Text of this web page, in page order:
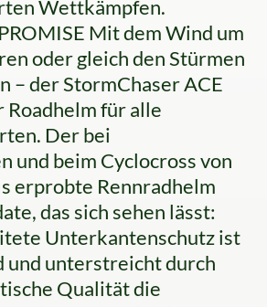
Wettkämpfen.
Mit dem Wind um
oder gleich den Stürmen
– der StormChaser ACE
für alle
Der bei
und beim Cyclocross von
erprobte Rennradhelm
das sich sehen lässt:
Unterkantenschutz ist
und unterstreicht durch
Qualität die